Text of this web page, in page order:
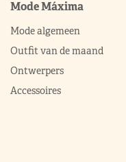
Mode Máxima
Mode algemeen
Outfit van de maand
Ontwerpers
Accessoires